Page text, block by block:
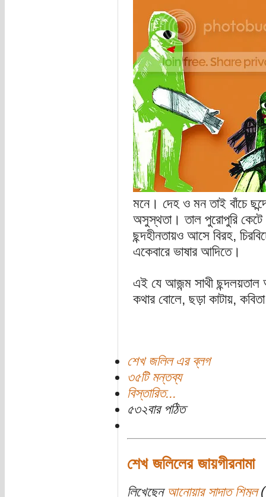
মনে। দেহ ও মন তাই বাঁচে
অসুস্থতা। তাল পুরোপুরি কেটে
ছন্দহীনতায়ও আসে বিরহ,
একেবারে ভাষার আদিতে।
এই যে আজন্ম সাথী ছন্দলয়তাল
কথার বোলে, ছড়া কাটায়,
শেখ জলিল এর ব্লগ
৩৫টি মন্তব্য
বিস্তারিত...
৫৩২বার পঠিত
শেখ জলিলের জায়গীরনামা
লিখেছেন আনোয়ার সাদাত শিমুল